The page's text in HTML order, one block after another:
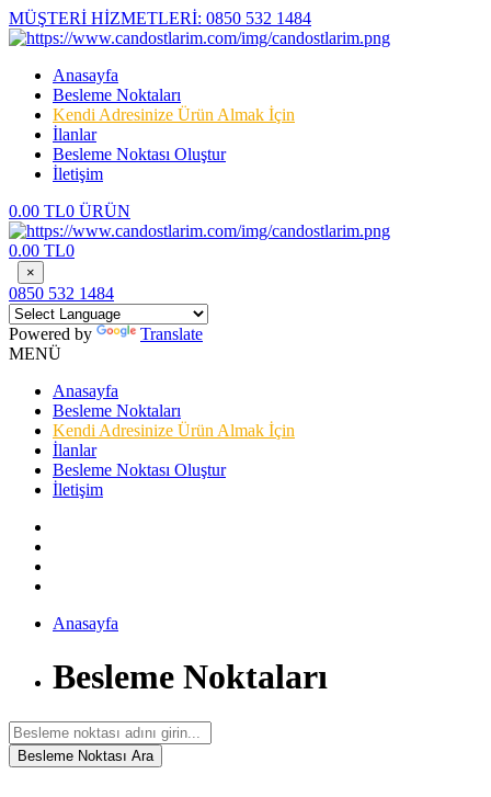
MÜŞTERİ HİZMETLERİ: 0850 532 1484
Anasayfa
Besleme Noktaları
Kendi Adresinize Ürün Almak İçin
İlanlar
Besleme Noktası Oluştur
İletişim
0.00 TL0 ÜRÜN
0.00 TL0
×
0850 532 1484
Powered by
Translate
MENÜ
Anasayfa
Besleme Noktaları
Kendi Adresinize Ürün Almak İçin
İlanlar
Besleme Noktası Oluştur
İletişim
Anasayfa
Besleme Noktaları